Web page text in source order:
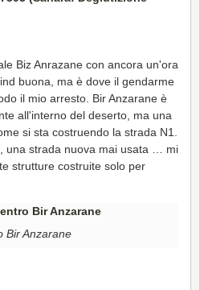
Biz Anrazane con ancora un'ora
buona, ma è dove il gendarme
il mio arresto. Bir Anzarane è
all'interno del deserto, ma una
si sta costruendo la strada N1.
una strada nuova mai usata … mi
strutture costruite solo per
Bir Anzarane